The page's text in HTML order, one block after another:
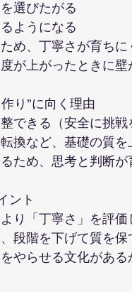
選びたがる
ようになる
め、丁寧さが育ちに
が上がったときに
り”に向く理由
できる（安全に挑
換など、基礎の質
ため、思考と判断
ント
り「丁寧さ」を評
段階を下げて質を保
やらせる文化がある